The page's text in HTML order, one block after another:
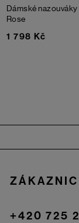
Dámské nazouváky
Rose
1 798 Kč
+420 725